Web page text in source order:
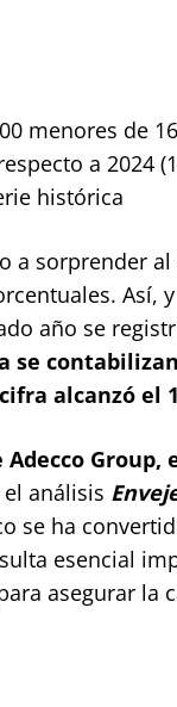
menores de
a 2024
histórica
a sorprender
Así,
año se
se
alcanzó el
Group,
análisis
se ha
esencial
asegurar la